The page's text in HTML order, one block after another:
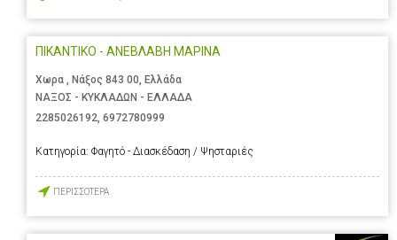
ΠΙΚΑΝΤΙΚΟ - ΑΝΕΒΛΑΒΗ ΜΑΡΙΝΑ
Χωρα , Νάξος 843 00, Ελλάδα
ΝΑΞΟΣ - ΚΥΚΛΑΔΩΝ - ΕΛΛΑΔΑ
2285026192, 6972780999
Κατηγορία: Φαγητό - Διασκέδαση / Ψησταριές
ΠΕΡΙΣΣΟΤΕΡΑ